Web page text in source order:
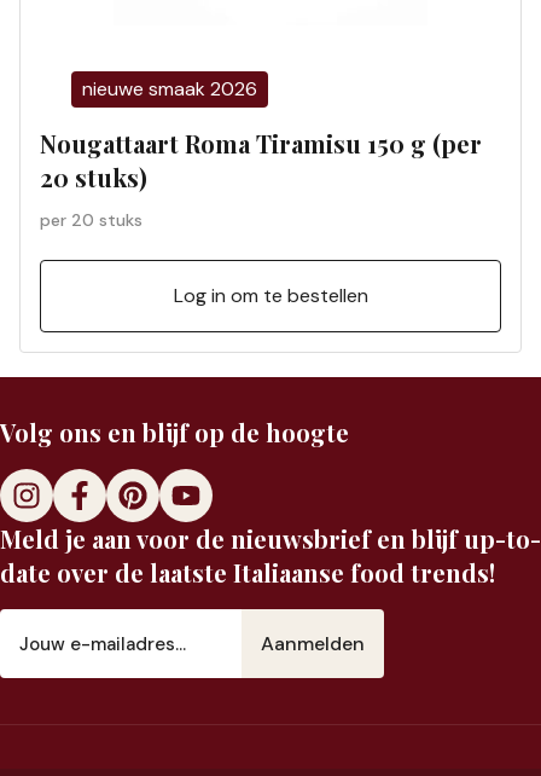
nieuwe smaak 2026
Nougattaart Roma Tiramisu 150 g (per
20 stuks)
per 20 stuks
Log in om te bestellen
Volg ons en blijf op de hoogte
Meld je aan voor de nieuwsbrief en blijf up-to-
date over de laatste Italiaanse food trends!
mailadres